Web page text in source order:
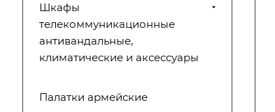
Шкафы
телекоммуникационные
антивандальные,
климатические и аксессуары
Палатки армейские